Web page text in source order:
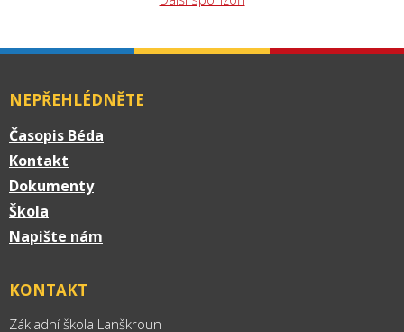
NEPŘEHLÉDNĚTE
Časopis Béda
Kontakt
Dokumenty
Škola
Napište nám
KONTAKT
Základní škola Lanškroun